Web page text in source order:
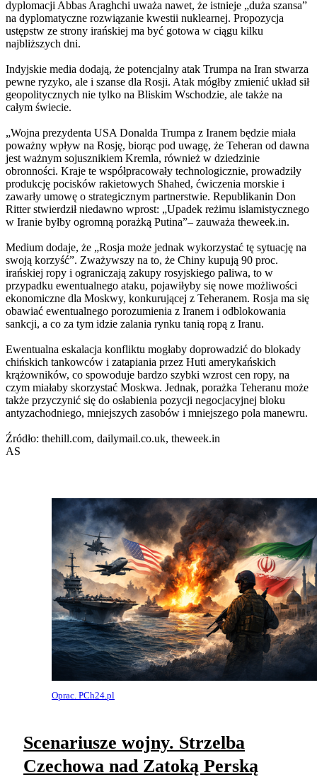
dyplomacji Abbas Araghchi uważa nawet, że istnieje „duża szansa”
na dyplomatyczne rozwiązanie kwestii nuklearnej. Propozycja
ustępstw ze strony irańskiej ma być gotowa w ciągu kilku
najbliższych dni.
Indyjskie media dodają, że potencjalny atak Trumpa na Iran stwarza
pewne ryzyko, ale i szanse dla Rosji. Atak mógłby zmienić układ sił
geopolitycznych nie tylko na Bliskim Wschodzie, ale także na
całym świecie.
„Wojna prezydenta USA Donalda Trumpa z Iranem będzie miała
poważny wpływ na Rosję, biorąc pod uwagę, że Teheran od dawna
jest ważnym sojusznikiem Kremla, również w dziedzinie
obronności. Kraje te współpracowały technologicznie, prowadziły
produkcję pocisków rakietowych Shahed, ćwiczenia morskie i
zawarły umowę o strategicznym partnerstwie. Republikanin Don
Ritter stwierdził niedawno wprost: „Upadek reżimu islamistycznego
w Iranie byłby ogromną porażką Putina”– zauważa theweek.in.
Medium dodaje, że „Rosja może jednak wykorzystać tę sytuację na
swoją korzyść”. Zważywszy na to, że Chiny kupują 90 proc.
irańskiej ropy i ograniczają zakupy rosyjskiego paliwa, to w
przypadku ewentualnego ataku, pojawiłyby się nowe możliwości
ekonomiczne dla Moskwy, konkurującej z Teheranem. Rosja ma się
obawiać ewentualnego porozumienia z Iranem i odblokowania
sankcji, a co za tym idzie zalania rynku tanią ropą z Iranu.
Ewentualna eskalacja konfliktu mogłaby doprowadzić do blokady
chińskich tankowców i zatapiania przez Huti amerykańskich
krążowników, co spowoduje bardzo szybki wzrost cen ropy, na
czym miałaby skorzystać Moskwa. Jednak, porażka Teheranu może
także przyczynić się do osłabienia pozycji negocjacyjnej bloku
antyzachodniego, mniejszych zasobów i mniejszego pola manewru.
Źródło: thehill.com, dailymail.co.uk, theweek.in
AS
Oprac. PCh24.pl
Scenariusze wojny. Strzelba
Czechowa nad Zatoką Perską